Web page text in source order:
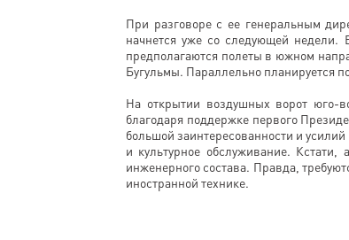
При разговоре с ее генеральным
начнется уже со следующей недели.
предполагаются полеты в южном
Бугульмы. Параллельно планируется
На открытии воздушных ворот юго-
благодаря поддержке первого
большой заинтересованности и
и культурное обслуживание.
инженерного состава. Правда,
иностранной технике.